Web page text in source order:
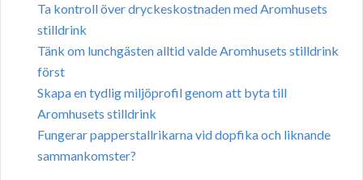
Ta kontroll över dryckeskostnaden med Aromhusets
stilldrink
Tänk om lunchgästen alltid valde Aromhusets stilldrink
först
Skapa en tydlig miljöprofil genom att byta till
Aromhusets stilldrink
Fungerar papperstallrikarna vid dopfika och liknande
sammankomster?